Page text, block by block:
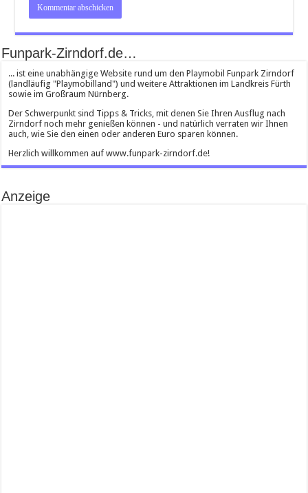
Funpark-Zirndorf.de…
... ist eine unabhängige Website rund um den Playmobil Funpark Zirndorf
(landläufig "Playmobilland") und weitere Attraktionen im Landkreis Fürth
sowie im Großraum Nürnberg.
Der Schwerpunkt sind Tipps & Tricks, mit denen Sie Ihren Ausflug nach
Zirndorf noch mehr genießen können - und natürlich verraten wir Ihnen
auch, wie Sie den einen oder anderen Euro sparen können.
Herzlich willkommen auf www.funpark-zirndorf.de!
Anzeige